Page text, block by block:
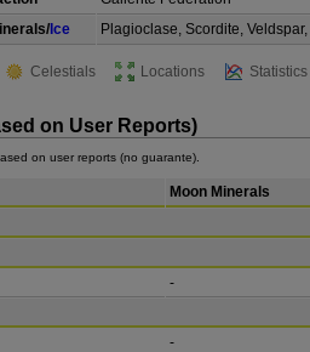
Ice Plagioclase, Scordite,
Celestials Locations Statistics
on User Reports)
on user reports (no guarante).
Moon Minerals
-
-